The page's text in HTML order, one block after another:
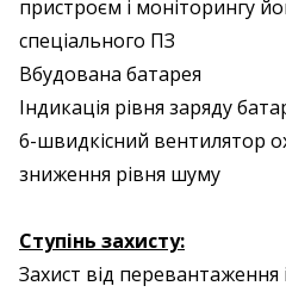
пристроєм і моніторингу
спеціального ПЗ
Вбудована батарея
Індикація рівня заряду
6-швидкісний вентилятор
зниження рівня шуму
Ступінь захисту:
Захист від